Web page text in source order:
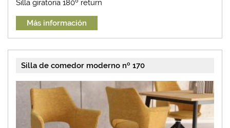
Silla giratoria 180º return
Más información
Silla de comedor moderno nº 170